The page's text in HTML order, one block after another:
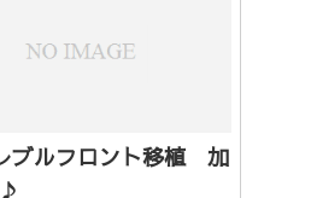
ブルフロント移植 加